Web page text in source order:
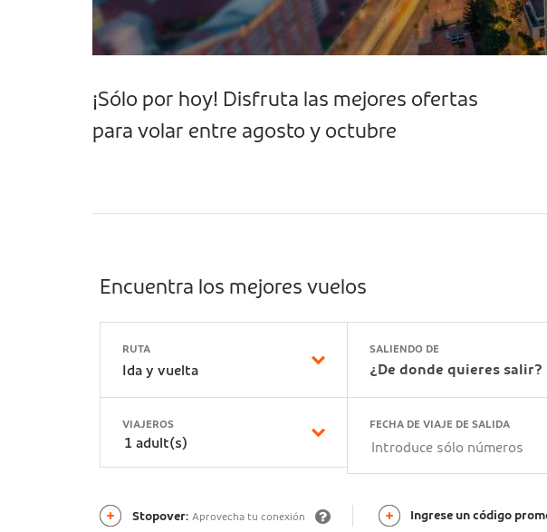
¡Sólo por hoy! Disfruta las mejores ofertas
para volar entre agosto y octubre
Encuentra los mejores vuelos
RUTA SALIENDO DE
¿De donde quieres salir?
FECHA DE VIAJE DE SALIDA
VIAJEROS
Stopover: Aprovecha tu conexión
Ingrese
un
Ingrese un código